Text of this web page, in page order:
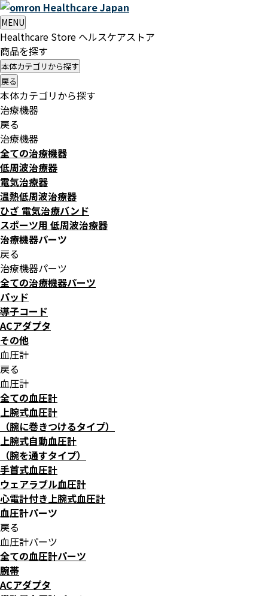
HealthcareJapan
MENU
Healthcare Store ヘルスケアストア
商品を探す
本体カテゴリから探す
戻る
本体カテゴリから探す
治療機器
戻る
治療機器
全ての治療機器
低周波治療器
電気治療器
温熱低周波治療器
ひざ 電気治療バンド
スポーツ用 低周波治療器
治療機器パーツ
戻る
治療機器パーツ
全ての治療機器パーツ
パッド
導子コード
ACアダプタ
その他
血圧計
戻る
血圧計
全ての血圧計
上腕式血圧計
（腕に巻きつけるタイプ）
上腕式自動血圧計
（腕を通すタイプ）
手首式血圧計
ウェアラブル血圧計
心電計付き上腕式血圧計
血圧計パーツ
戻る
血圧計パーツ
全ての血圧計パーツ
腕帯
ACアダプタ